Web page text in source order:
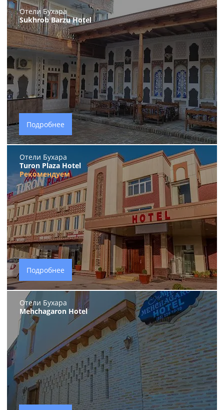
Отели Бухара
Sukhrob Barzu Hotel
Подробнее
Отели Бухара
Turon Plaza Hotel
Рекомендуем
Подробнее
Отели Бухара
Mehchagaron Hotel